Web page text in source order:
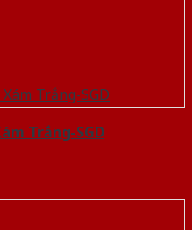
Trắng-SGD